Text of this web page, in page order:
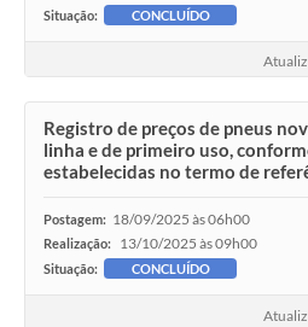
Situação: CONCLUÍDO
Registro de preços de pneus
linha e de primeiro uso,
estabelecidas no termo de
Postagem: 18/09/2025 às 06h00
Realização: 13/10/2025 às 09h00
Situação: CONCLUÍDO